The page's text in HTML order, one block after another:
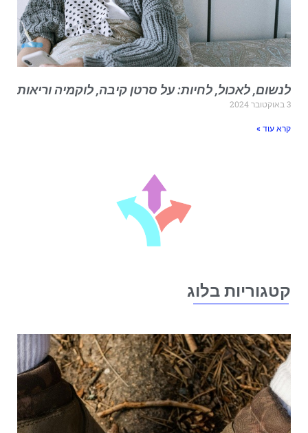
לאכול, לחיות: על סרטן קיבה, לוקמיה וריאות
עוד »
בלוג